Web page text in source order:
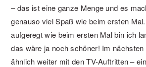
– das ist eine ganze Menge und es
genauso viel Spaß wie beim ersten
aufgeregt wie beim ersten Mal bin ich
das wäre ja noch schöner! Im
ähnlich weiter mit den TV-Auftritten –